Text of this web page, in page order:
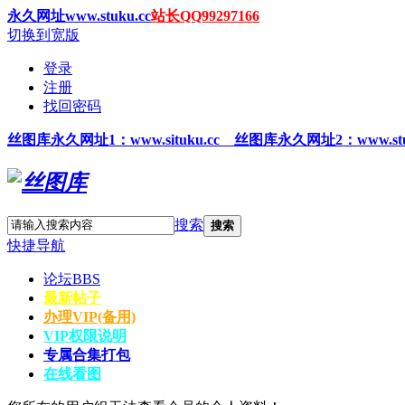
永久网址www.stuku.cc站长QQ99297166
切换到宽版
登录
注册
找回密码
丝图 库永久网址1 ：www.situku.cc 丝图库永久网址2：
搜索 搜索
快捷导航
论坛BBS
最新帖子
办理VIP(备用)
VIP权限说明
专属合集打包
在线看图